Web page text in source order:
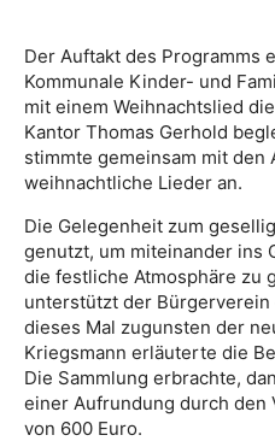
Der Auftakt des Programms
Kommunale Kinder- und
mit einem Weihnachtslied
Kantor Thomas Gerhold
stimmte gemeinsam mit den
weihnachtliche Lieder an.
Die Gelegenheit zum
genutzt, um miteinander ins
die festliche Atmosphäre zu
unterstützt der
dieses Mal zugunsten der
Kriegsmann erläuterte die
Die Sammlung erbrachte,
einer Aufrundung durch den
von 600 Euro.